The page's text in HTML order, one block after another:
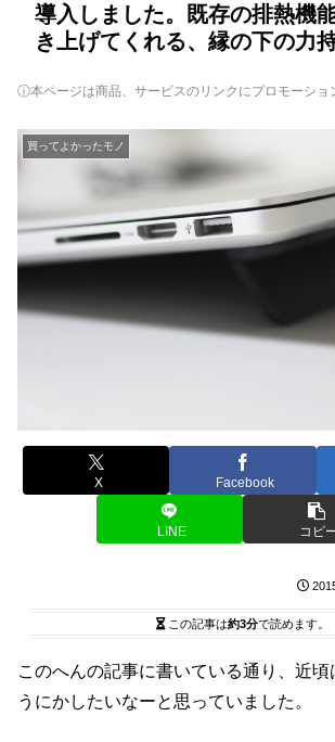
導入しました。既存の排熱機
き上げてくれる、縁の下の力持
ⓘ本ページは商品、サービスのリンクにプロモーショ
買ってよかったモノ
X Facebook
LINE コピ
この記事は約3分で読めます。
このへんの記事に書いている通り、近
うにかしたいなーと思っていました。